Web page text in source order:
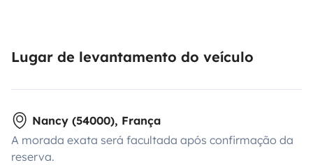
Lugar de levantamento do veículo
Nancy (54000), França
A morada exata será facultada após confirmação da
reserva.